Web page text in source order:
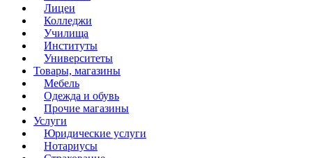
Лицеи
Колледжи
Училища
Институты
Университеты
Товары, магазины
Мебель
Одежда и обувь
Прочие магазины
Услуги
Юридические услуги
Нотариусы